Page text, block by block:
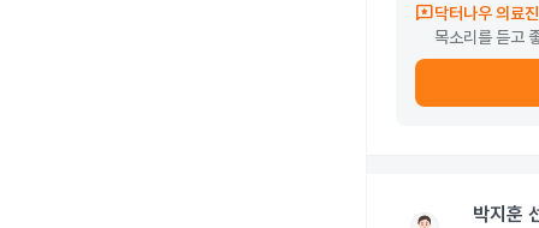
reviews닥터나우 의료
목소리를 듣고
박지훈